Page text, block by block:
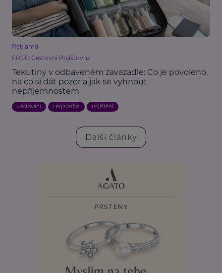
Reklama
ERGO Cestovní Pojišťovna
Tekutiny v odbaveném zavazadle: Co je povoleno,
na co si dát pozor a jak se vyhnout
nepříjemnostem
Cestování Legislativa Pojištění
Další články